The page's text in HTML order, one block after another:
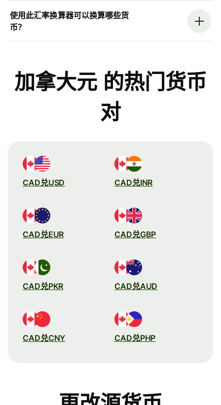
使用此汇率换算器可以换算哪些货
币？
加拿大元 的热门货币
对
CAD兑USD CAD兑INR
CAD兑EUR CAD兑GBP
CAD兑PKR CAD兑AUD
CAD兑CNY CAD兑PHP